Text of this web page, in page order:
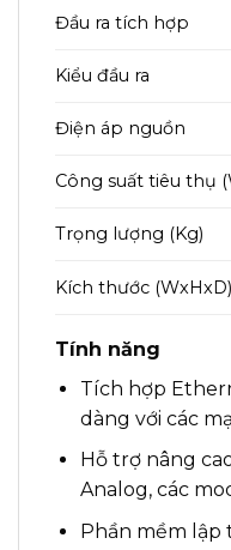
Đầu ra tích hợp
Kiểu đầu ra
Điện áp nguồn
Công suất tiêu thụ
Trọng lượng (Kg)
Kích thước
Tính năng
Tích hợp
dàng với các
Hỗ trợ nâng
Analog, các
Phần mềm lập